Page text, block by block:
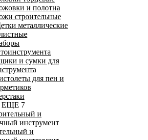
и полотна
строительные
металлические
и сумки для
для пен и
7
и